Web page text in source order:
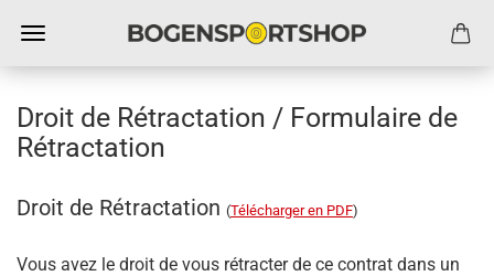
Droit de Rétractation / Formulaire de
Rétractation
Droit de Rétractation (Télécharger en PDF)
Vous avez le droit de vous rétracter de ce contrat dans un